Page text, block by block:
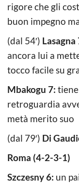
rigore che gli
buon impegno
(dal 54′) Lasagna
ancora lui a
tocco facile su
Mbakogu 7:
retroguardia
metà merito suo
(dal 79′) Di
Roma (4-2-3-1)
Szczesny 6: un